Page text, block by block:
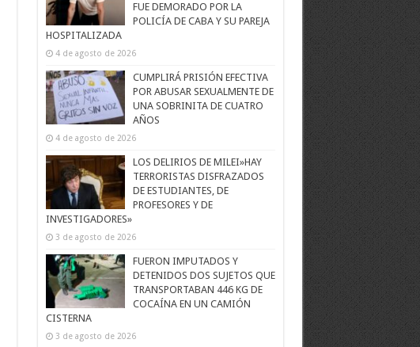
FUE DEMORADO POR LA
POLICÍA DE CABA Y SU PAREJA
HOSPITALIZADA
4 de agosto de 2026
CUMPLIRÁ PRISIÓN EFECTIVA
POR ABUSAR SEXUALMENTE DE
UNA SOBRINITA DE CUATRO
AÑOS
4 de agosto de 2026
LOS DELIRIOS DE MILEI»HAY
TERRORISTAS DISFRAZADOS
DE ESTUDIANTES, DE
PROFESORES Y DE
INVESTIGADORES»
3 de agosto de 2026
FUERON IMPUTADOS Y
DETENIDOS DOS SUJETOS QUE
TRANSPORTABAN 446 KG DE
COCAÍNA EN UN CAMIÓN
CISTERNA
3 de agosto de 2026